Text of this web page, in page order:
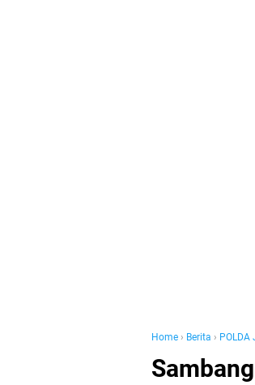
Home › Berita › POLDA